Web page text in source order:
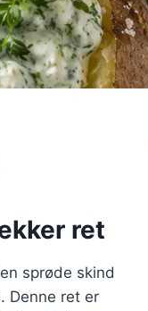
ret
sprøde skind
Denne ret er